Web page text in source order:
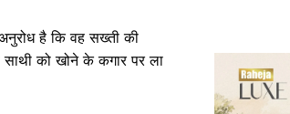
है कि वह सख्ती की
साथी को खोने के कगार पर ला